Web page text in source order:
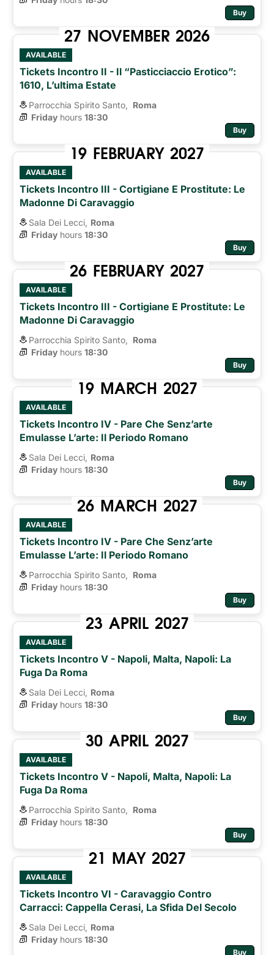
Buy
27 NOVEMBER 2026
AVAILABLE
Tickets Incontro II - Il “pasticciaccio Erotico”:
1610, L’ultima Estate
Parrocchia Spirito Santo,
Roma
Friday hours 18:30
Buy
19 FEBRUARY 2027
AVAILABLE
Tickets Incontro III - Cortigiane E Prostitute: Le
Madonne Di Caravaggio
Sala Dei Lecci, Roma
Friday hours 18:30
Buy
26 FEBRUARY 2027
AVAILABLE
Tickets Incontro III - Cortigiane E Prostitute: Le
Madonne Di Caravaggio
Parrocchia Spirito Santo,
Roma
Friday hours 18:30
Buy
19 MARCH 2027
AVAILABLE
Tickets Incontro IV - Pare Che Senz’arte
Emulasse L’arte: Il Periodo Romano
Sala Dei Lecci, Roma
Friday hours 18:30
Buy
26 MARCH 2027
AVAILABLE
Tickets Incontro IV - Pare Che Senz’arte
Emulasse L’arte: Il Periodo Romano
Parrocchia Spirito Santo,
Roma
Friday hours 18:30
Buy
23 APRIL 2027
AVAILABLE
Tickets Incontro V - Napoli, Malta, Napoli: La
Fuga Da Roma
Sala Dei Lecci, Roma
Friday hours 18:30
Buy
30 APRIL 2027
AVAILABLE
Tickets Incontro V - Napoli, Malta, Napoli: La
Fuga Da Roma
Parrocchia Spirito Santo,
Roma
Friday hours 18:30
Buy
21 MAY 2027
AVAILABLE
Tickets Incontro VI - Caravaggio Contro
Carracci: Cappella Cerasi, La Sfida Del Secolo
Sala Dei Lecci, Roma
Friday hours 18:30
Buy